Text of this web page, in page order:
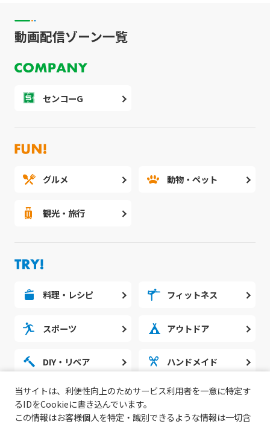
動画配信ゾーン一覧
センコーG
グルメ 動物・ペット
観光・旅行
料理・レシピ フィットネス
スポーツ アウトドア
DIY・リペア ハンドメイド
勉強・スタディ ノウハウ
当サイトは、利便性向上のためサービス利用者を一意に特定す
るIDをCookieに書き込んでいます。
この情報はお客様個人を特定・識別できるような情報は一切含